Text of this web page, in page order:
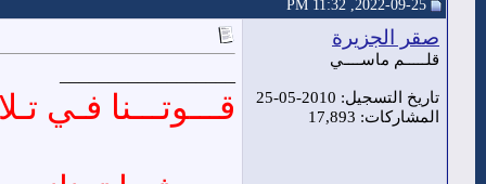
صقر الجزيرة
قلـــــم ماســــي
تاريخ التسجيل: 2010-05-25
المشاركات: 17,893
قـــوتـــنا فـي